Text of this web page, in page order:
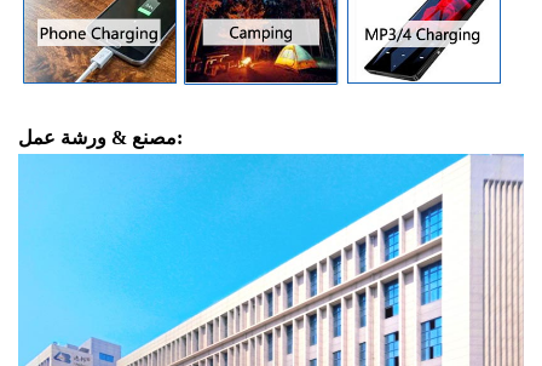
مصنع & ورشة عمل: